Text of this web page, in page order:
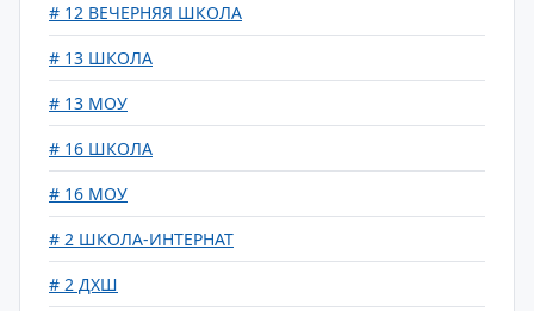
# 12 ВЕЧЕРНЯЯ ШКОЛА
# 13 ШКОЛА
# 13 МОУ
# 16 ШКОЛА
# 16 МОУ
# 2 ШКОЛА-ИНТЕРНАТ
# 2 ДХШ